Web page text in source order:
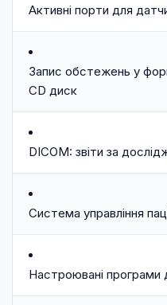
Активні порти для
Запис обстежень у
CD диск
DICOM: звіти за
Система управління
Настроювані